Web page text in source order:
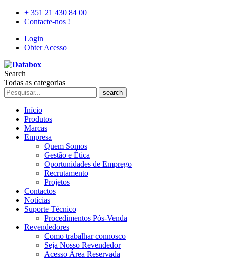
+ 351 21 430 84 00
Contacte-nos !
Login
Obter Acesso
Search
Todas as categorias
search
Início
Produtos
Marcas
Empresa
Quem Somos
Gestão e Ética
Oportunidades de Emprego
Recrutamento
Projetos
Contactos
Notícias
Suporte Técnico
Procedimentos Pós-Venda
Revendedores
Como trabalhar connosco
Seja Nosso Revendedor
Acesso Área Reservada